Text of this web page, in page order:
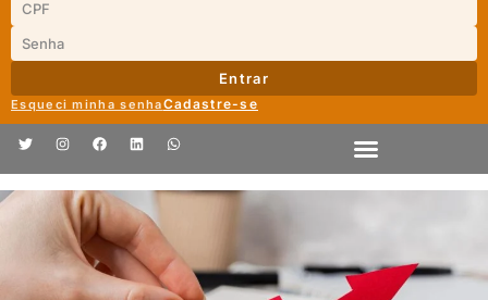
Entrar
Esqueci minha senhaCadastre-se